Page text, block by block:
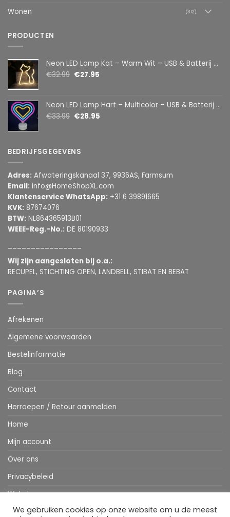
Wonen (312)
PRODUCTEN
Neon LED Lamp Kat – Warm Wit – USB & Batterij – Decoratieve Tafellamp voor Kinderkamer – 28,5 x 24,5 cm
€32.99 €27.95
Neon LED Lamp Hart – Multicolor – USB & Batterij – Hartvormige Sfeerlamp – Kinderkamer & Slaapkamer – 25,2 x 23 cm
€33.99 €28.95
BEDRIJFSGEGEVENS
Adres: Afwateringskanaal 37, 9936AS, Farmsum
Email: info@HomeShopXL.com
Klantenservice WhatsApp: +31 6 39891665
KVK: 87674076
BTW: NL864365913B01
WEEE-Reg.-No.: DE 80190933
Wij zijn aangesloten bij o.a.:
RECUPEL, STICHTING OPEN, LANDBELL, STIBAT EN BEBAT
PAGINA’S
Afrekenen
Algemene voorwaarden
Bestelinformatie
Blog
Contact
Herroepen / Retour aanmelden
Home
Mijn account
Over ons
Privacybeleid
Webshop
Winkelwagen
We gebruiken cookies op onze website om u de meest